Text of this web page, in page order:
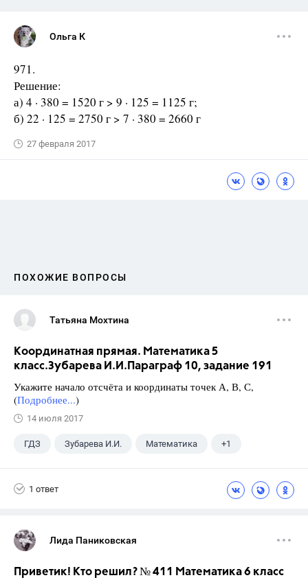
Ольга К
971.
Решение:
а) 4 · 380 = 1520 г > 9 · 125 = 1125 г;
б) 22 · 125 = 2750 г > 7 · 380 = 2660 г
27 февраля 2017
ПОХОЖИЕ ВОПРОСЫ
Татьяна Мохтина
Координатная прямая. Математика 5
класс.Зубарева И.И.Параграф 10, задание 191
Укажите начало отсчёта и координаты точек А, В, С,
(Подробнее...)
14 июля 2017
ГДЗ Зубарева И.И. Математика +1
1 ответ
Лида Паниковская
Приветик! Кто решил? № 411 Математика 6 класс